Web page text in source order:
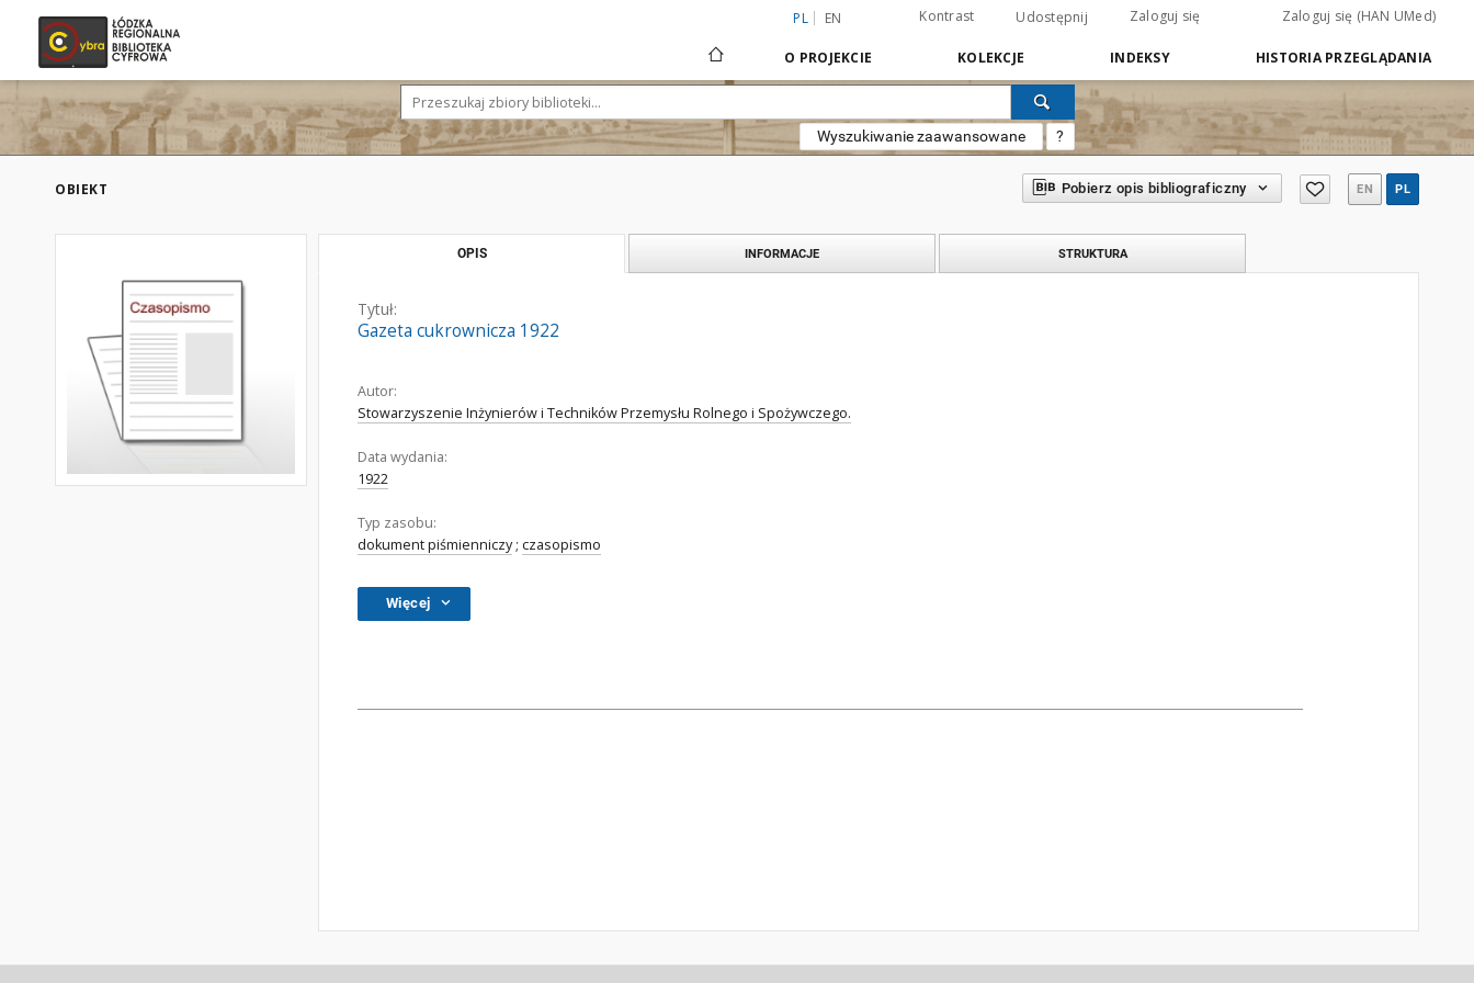
PL EN Kontrast Udostępnij Zaloguj się Zaloguj się (HAN UMed)
O PROJEKCIE KOLEKCJE INDEKSY HISTORIA PRZEGLĄDANIA
Wyszukiwanie zaawansowane ?
OBIEKT Pobierz opis bibliograficzny EN PL
OPIS INFORMACJE STRUKTURA
Tytuł:
Gazeta cukrownicza 1922
Autor:
Stowarzyszenie Inżynierów i Techników Przemysłu Rolnego i Spożywczego.
Data wydania:
1922
Typ zasobu:
dokument piśmienniczy; czasopismo
Więcej